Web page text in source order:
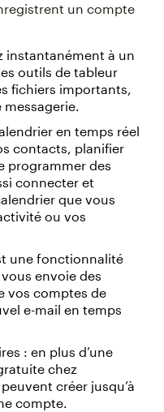
un compte
instantanément à un
outils de tableur
fichiers importants,
en temps réel
contacts, planifier
programmer des
connecter et
que vous
ou vos
une fonctionnalité
envoie des
vos comptes de
e-mail en temps
: en plus d’une
chez
créer jusqu’à
compte.